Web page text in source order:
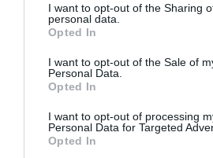
not limited to your visit or usage
grant or deny consent to Google and
use your data for below specified
consent section.
I want to opt-out of the Sharing
personal data.
Opted In
I want to opt-out of the Sale of
Personal Data.
Opted In
I want to opt-out of processing
Personal Data for Targeted
Opted In
Χωνάκι ή κυπελλάκι; Σε
αυτά τα 5
παγωτατζίδικα της
είναι…και τα δύο!
το